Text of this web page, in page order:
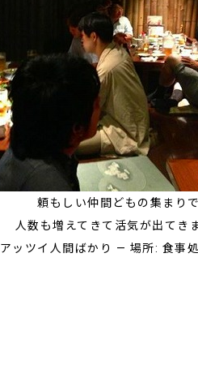
頼もしい仲間どもの集まりで
人数も増えてきて活気が出てき
アッツイ人間ばかり — 場所: 食事